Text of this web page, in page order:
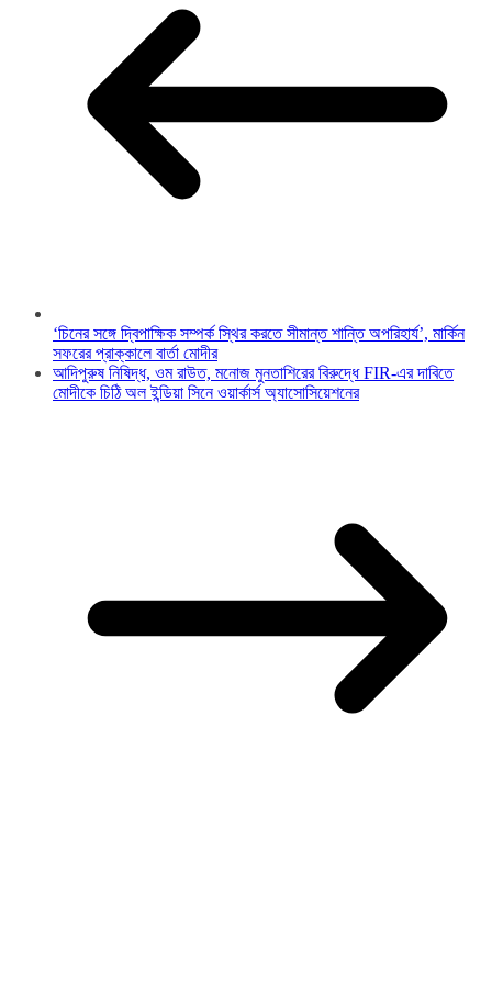
‘চিনের সঙ্গে দ্বিপাক্ষিক সম্পর্ক স্থির করতে সীমান্ত শান্তি অপরিহার্য’, মার্কিন
সফরের প্রাক্কালে বার্তা মোদীর
আদিপুরুষ নিষিদ্ধ, ওম রাউত, মনোজ মুনতাশিরের বিরুদ্ধে FIR-এর দাবিতে
মোদীকে চিঠি অল ইন্ডিয়া সিনে ওয়ার্কার্স অ্যাসোসিয়েশনের